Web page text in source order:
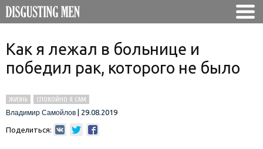
Как я лежал в больнице и
победил рак, которого не было
ЖИЗНЬ
СПОКОЙНО Я САМ
Владимир Самойлов
29.08.2019
Поделиться: